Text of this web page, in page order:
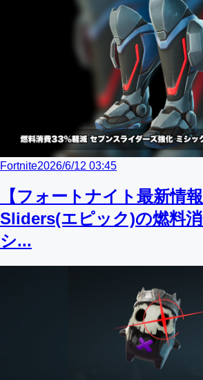
Fortnite2026/6/12 03:45
【フォートナイト最新情
Sliders(エピック)の燃料
シ...